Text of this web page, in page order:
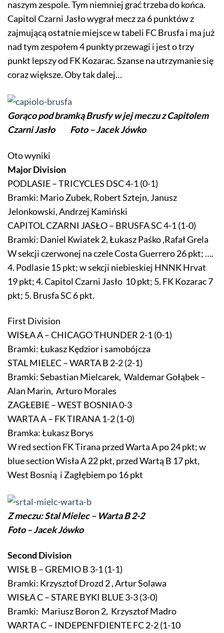
naszym zespole. Tym niemniej grać trzeba do końca.
Capitol Czarni Jasło wygrał mecz za 6 punktów z
zajmującą ostatnie miejsce w tabeli FC Brusfa i ma już
nad tym zespołem 4 punkty przewagi i jest o trzy
punkt lepszy od FK Kozarac. Szanse na utrzymanie się
coraz większe. Oby tak dalej…
Gorąco pod bramką Brusfy w jej meczu z Capitolem
Czarni Jasło Foto – Jacek Jówko
Oto wyniki
Major Division
PODLASIE – TRICYCLES DSC 4-1 (0-1)
Bramki: Mario Zubek, Robert Sztejn, Janusz
Jelonkowski, Andrzej Kamiński
CAPITOL CZARNI JASŁO – BRUSFA SC 4-1 (1-0)
Bramki: Daniel Kwiatek 2, Łukasz Paśko ,Rafał Grela
W sekcji czerwonej na czele Costa Guerrero 26 pkt; ….
4. Podlasie 15 pkt; w sekcji niebieskiej HNNK Hrvat
19 pkt; 4. Capitol Czarni Jasło 10 pkt; 5. FK Kozarac 7
pkt; 5. Brusfa SC 6 pkt.
First Division
WISŁA A – CHICAGO THUNDER 2-1 (0-1)
Bramki: Łukasz Kędzior i samobójcza
STAL MIELEC – WARTA B 2-2 (2-1)
Bramki: Sebastian Mielcarek, Waldemar Gołąbek –
Alan Marin, Arturo Morales
ZAGŁEBIE – WEST BOSNIA 0-3
WARTA A – FK TIRANA 1-2 (1-0)
Bramka: Łukasz Borys
W red section FK Tirana przed Warta A po 24 pkt; w
blue section Wisła A 22 pkt, przed Wartą B 17 pkt,
West Bosnią i Zagłębiem po 16 pkt
Z meczu: Stal Mielec – Warta B 2-2
Foto – Jacek Jówko
Second Division
WISŁ B – GREMIO B 3-1 (1-1)
Bramki: Krzysztof Drozd 2 , Artur Solawa
WISŁA C – STARE BYKI BLUE 3-3 (3-0)
Bramki: Mariusz Boron 2, Krzysztof Madro
WARTA C – INDEPENFDIENTE FC 2-2 (1-10